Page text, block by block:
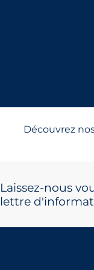
Découvrez
Laissez-nous
lettre